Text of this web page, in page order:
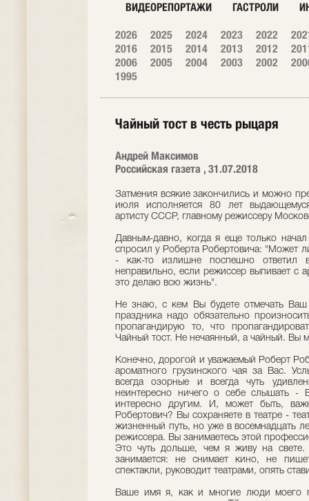
ВИДЕОРЕПОРТАЖИ ГАСТРОЛИ
2026 2025 2024 2023 2022
2016
2015 2014 2013 2012
2006
2005 2004 2003 2002
1995
Чайный тост в честь рыцаря
Андрей Максимов
Российская газета , 31.07.2018
Затмения всякие закончились и можно
июля исполняется 80 лет
артисту СССР, главному режиссеру
Давным-давно, когда я еще только
спросил у Роберта Робертовича: "Может
- как-то излишне поспешно
неправильно, если режиссер выпивает с
это делаю всю жизнь".
Не знаю, с кем Вы будете отмечать
праздника надо обязательно
пропагандирую то, что
Чайный тост. Не нечаянный, а чайный. Вы
Конечно, дорогой и уважаемый Роберт
ароматного грузинского чая за Вас.
всегда озорные и всегда чуть
неинтересно ничего о себе слышать
интересно другим. И, может быть,
Робертович? Вы сохраняете в театре -
жизненный путь, но уже в восемнадцать
режиссера. Вы занимаетесь этой
Это чуть дольше, чем я живу на свете.
занимается: не снимает кино, не
спектакли, руководит театрами, опять
Ваше имя я, как и многие люди моего